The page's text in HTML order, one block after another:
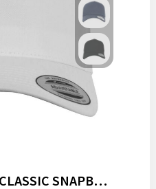
5-PANEL CURVED CLASSIC SNAPBACK